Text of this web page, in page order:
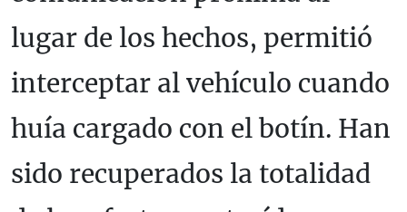
lugar de los hechos, permitió
interceptar al vehículo cuando
huía cargado con el botín. Han
sido recuperados la totalidad